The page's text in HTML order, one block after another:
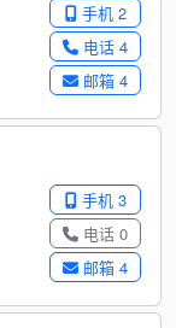
手机 2
电话 4
邮箱 4
手机 3
电话 0
邮箱 4